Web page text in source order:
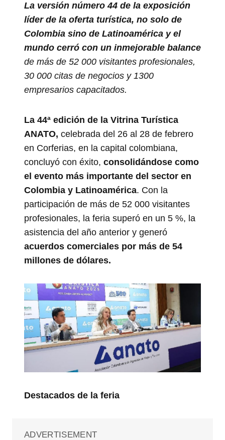
La versión número 44 de la exposición
líder de la oferta turística, no solo de
Colombia sino de Latinoamérica y el
mundo cerró con un inmejorable balance
de más de 52 000 visitantes profesionales,
30 000 citas de negocios y 1300
empresarios capacitados.
La 44ª edición de la Vitrina Turística
ANATO, celebrada del 26 al 28 de febrero
en Corferias, en la capital colombiana,
concluyó con éxito, consolidándose como
el evento más importante del sector en
Colombia y Latinoamérica. Con la
participación de más de 52 000 visitantes
profesionales, la feria superó en un 5 %, la
asistencia del año anterior y generó
acuerdos comerciales por más de 54
millones de dólares.
Destacados de la feria
ADVERTISEMENT